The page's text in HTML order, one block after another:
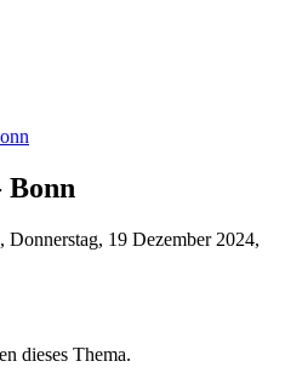
Bonn
19 Dezember 2024,
dieses Thema.